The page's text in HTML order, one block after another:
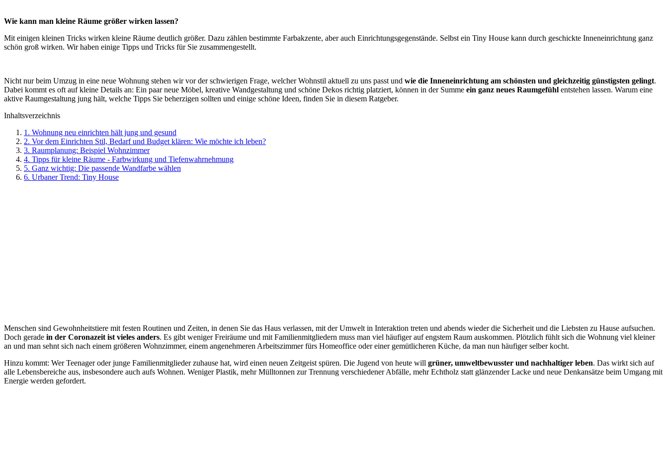
Wie kann man kleine Räume größer wirken lassen?
Mit einigen kleinen Tricks wirken kleine Räume deutlich größer. Dazu zählen bestimmte Farbakzente, aber auch Einrichtungsgegenstände. Selbst ein Tiny House kann durch geschickte Inneneinrichtung ganz
schön groß wirken. Wir haben einige Tipps und Tricks für Sie zusammengestellt.
Nicht nur beim Umzug in eine neue Wohnung stehen wir vor der schwierigen Frage, welcher Wohnstil aktuell zu uns passt und wie die Inneneinrichtung am schönsten und gleichzeitig günstigsten gelingt.
Dabei kommt es oft auf kleine Details an: Ein paar neue Möbel, kreative Wandgestaltung und schöne Dekos richtig platziert, können in der Summe ein ganz neues Raumgefühl entstehen lassen. Warum eine
aktive Raumgestaltung jung hält, welche Tipps Sie beherzigen sollten und einige schöne Ideen, finden Sie in diesem Ratgeber.
Inhaltsverzeichnis
1. Wohnung neu einrichten hält jung und gesund
2. Vor dem Einrichten Stil, Bedarf und Budget klären: Wie möchte ich leben?
3. Raumplanung: Beispiel Wohnzimmer
4. Tipps für kleine Räume - Farbwirkung und Tiefenwahrnehmung
5. Ganz wichtig: Die passende Wandfarbe wählen
6. Urbaner Trend: Tiny House
Menschen sind Gewohnheitstiere mit festen Routinen und Zeiten, in denen Sie das Haus verlassen, mit der Umwelt in Interaktion treten und abends wieder die Sicherheit und die Liebsten zu Hause aufsuchen.
Doch gerade in der Coronazeit ist vieles anders. Es gibt weniger Freiräume und mit Familienmitgliedern muss man viel häufiger auf engstem Raum auskommen. Plötzlich fühlt sich die Wohnung viel kleiner
an und man sehnt sich nach einem größeren Wohnzimmer, einem angenehmeren Arbeitszimmer fürs Homeoffice oder einer gemütlicheren Küche, da man nun häufiger selber kocht.
Hinzu kommt: Wer Teenager oder junge Familienmitglieder zuhause hat, wird einen neuen Zeitgeist spüren. Die Jugend von heute will grüner, umweltbewusster und nachhaltiger leben. Das wirkt sich auf
alle Lebensbereiche aus, insbesondere auch aufs Wohnen. Weniger Plastik, mehr Mülltonnen zur Trennung verschiedener Abfälle, mehr Echtholz statt glänzender Lacke und neue Denkansätze beim Umgang mit
Energie werden gefordert.